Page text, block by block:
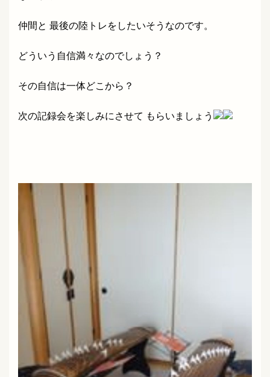
仲間と 最後の陸トレをしたいそうなのです。
どういう自信満々なのでしょう？
その自信は一体どこから？
次の記録会を楽しみにさせて もらいましょう